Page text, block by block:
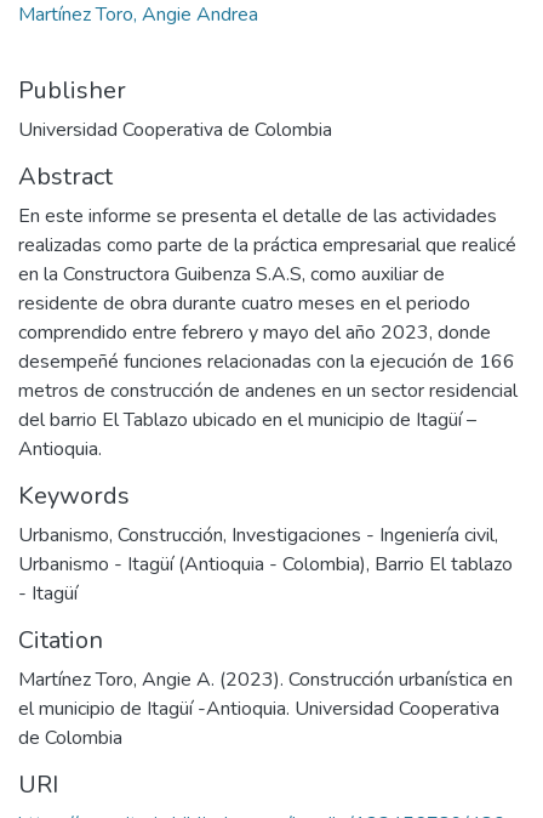
Martínez Toro, Angie Andrea
Publisher
Universidad Cooperativa de Colombia
Abstract
En este informe se presenta el detalle de las actividades
realizadas como parte de la práctica empresarial que realicé
en la Constructora Guibenza S.A.S, como auxiliar de
residente de obra durante cuatro meses en el periodo
comprendido entre febrero y mayo del año 2023, donde
desempeñé funciones relacionadas con la ejecución de 166
metros de construcción de andenes en un sector residencial
del barrio El Tablazo ubicado en el municipio de Itagüí –
Antioquia.
Keywords
Urbanismo, Construcción, Investigaciones - Ingeniería civil,
Urbanismo - Itagüí (Antioquia - Colombia), Barrio El tablazo
- Itagüí
Citation
Martínez Toro, Angie A. (2023). Construcción urbanística en
el municipio de Itagüí -Antioquia. Universidad Cooperativa
de Colombia
URI